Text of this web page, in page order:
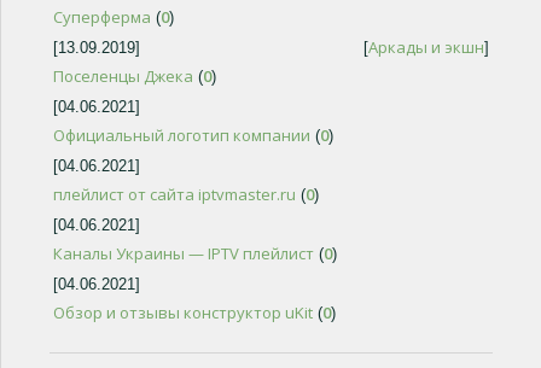
Суперферма (0)
[13.09.2019]
[Аркады и экшн]
Поселенцы Джека (0)
[04.06.2021]
Официальный логотип компании (0)
[04.06.2021]
плейлист от сайта iptvmaster.ru (0)
[04.06.2021]
Каналы Украины — IPTV плейлист (0)
[04.06.2021]
Обзор и отзывы конструктор uKit (0)